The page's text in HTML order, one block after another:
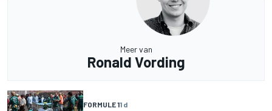
Meer van
Ronald Vording
FORMULE 11 d